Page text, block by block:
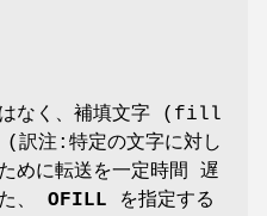
はなく、補填文字 (fill
注:特定の文字に対し
めに転送を一定時間 遅
、 OFILL を指定する